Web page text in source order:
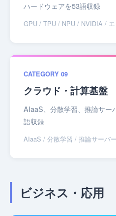
ハードウェアを53語収録
GPU / TPU / NPU / NVIDIA /
CATEGORY 09
クラウド・計算基盤
AIaaS、分散学習、推論サー
語収録
AIaaS / 分散学習 / 推論サーバ
ビジネス・応用